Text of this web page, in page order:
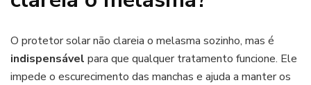
O protetor solar não clareia o melasma sozinho, mas é
indispensável para que qualquer tratamento funcione. Ele
impede o escurecimento das manchas e ajuda a manter os